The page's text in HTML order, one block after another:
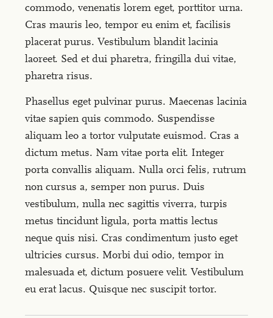
commodo, venenatis lorem eget, porttitor urna.
Cras mauris leo, tempor eu enim et, facilisis
placerat purus. Vestibulum blandit lacinia
laoreet. Sed et dui pharetra, fringilla dui vitae,
pharetra risus.
Phasellus eget pulvinar purus. Maecenas lacinia
vitae sapien quis commodo. Suspendisse
aliquam leo a tortor vulputate euismod. Cras a
dictum metus. Nam vitae porta elit. Integer
porta convallis aliquam. Nulla orci felis, rutrum
non cursus a, semper non purus. Duis
vestibulum, nulla nec sagittis viverra, turpis
metus tincidunt ligula, porta mattis lectus
neque quis nisi. Cras condimentum justo eget
ultricies cursus. Morbi dui odio, tempor in
malesuada et, dictum posuere velit. Vestibulum
eu erat lacus. Quisque nec suscipit tortor.